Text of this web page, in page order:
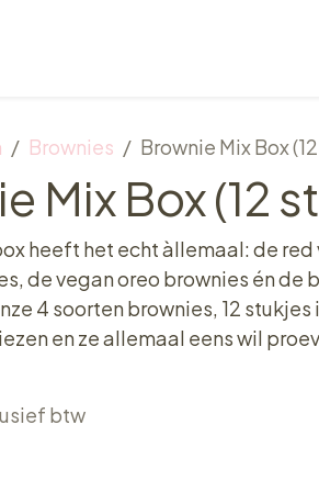
Brownies Brownie Mix Box
Mix Box (12
heeft het echt àllemaal: de
de vegan oreo brownies én de
4 soorten brownies, 12
en ze allemaal eens wil
btw